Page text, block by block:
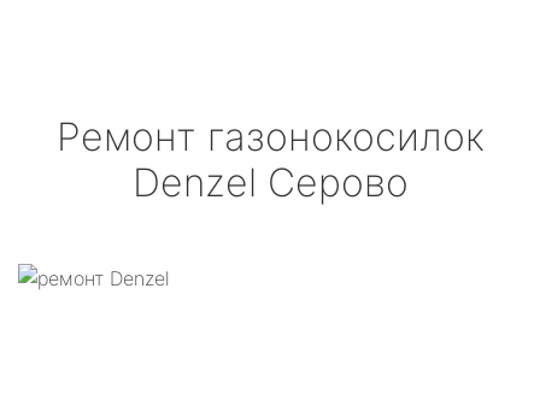
Ремонт газонокосилок
Denzel Серово